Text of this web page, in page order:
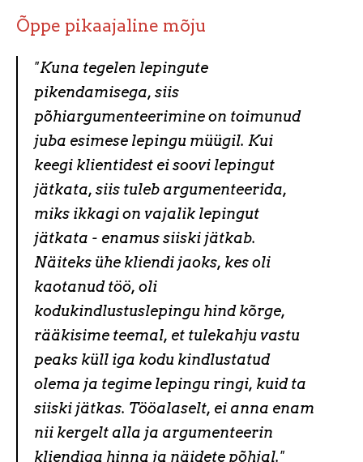
Õppe pikaajaline mõju
"Kuna tegelen lepingute
pikendamisega, siis
põhiargumenteerimine on toimunud
juba esimese lepingu müügil. Kui
keegi klientidest ei soovi lepingut
jätkata, siis tuleb argumenteerida,
miks ikkagi on vajalik lepingut
jätkata - enamus siiski jätkab.
Näiteks ühe kliendi jaoks, kes oli
kaotanud töö, oli
kodukindlustuslepingu hind kõrge,
rääkisime teemal, et tulekahju vastu
peaks küll iga kodu kindlustatud
olema ja tegime lepingu ringi, kuid ta
siiski jätkas. Tööalaselt, ei anna enam
nii kergelt alla ja argumenteerin
kliendiga hinna ja näidete põhjal."